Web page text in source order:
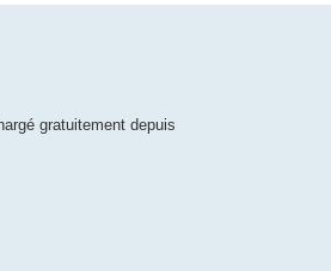
gratuitement depuis